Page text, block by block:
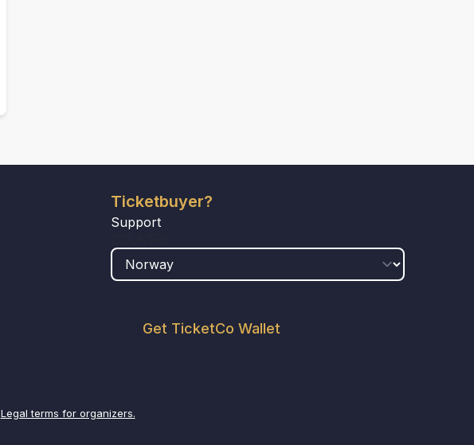
Ticketbuyer?
Support
Get TicketCo Wallet
Legal terms for organizers.